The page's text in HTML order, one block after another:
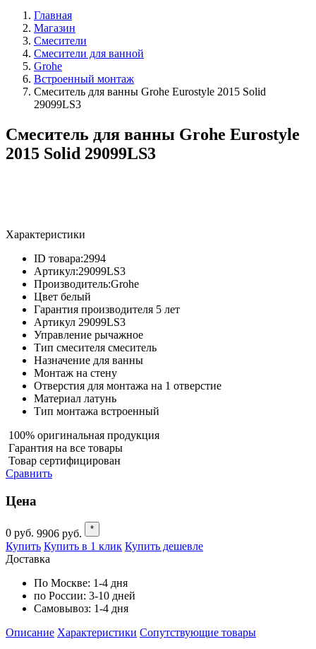
Главная
Магазин
Смесители
Смесители для ванной
Grohe
Встроенный монтаж
Смеситель для ванны Grohe Eurostyle 2015 Solid
29099LS3
Смеситель для ванны Grohe Eurostyle
2015 Solid 29099LS3
Характеристики
ID товара:2994
Артикул:29099LS3
Производитель:Grohe
Цвет белый
Гарантия производителя 5 лет
Артикул 29099LS3
Управление рычажное
Тип смесителя смеситель
Назначение для ванны
Монтаж на стену
Отверстия для монтажа на 1 отверстие
Материал латунь
Тип монтажа встроенный
100% оригинальная продукция
Гарантия на все товары
Товар сертифицирован
Сравнить
Цена
0 руб. 9906 руб. *
Купить Купить в 1 клик Купить дешевле
Доставка
По Москве: 1-4 дня
по России: 3-10 дней
Самовывоз: 1-4 дня
Описание Характеристики Cопутствующие товары